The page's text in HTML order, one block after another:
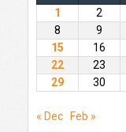
1
2
8
9
15
16
22
23
29
30
« Dec Feb »